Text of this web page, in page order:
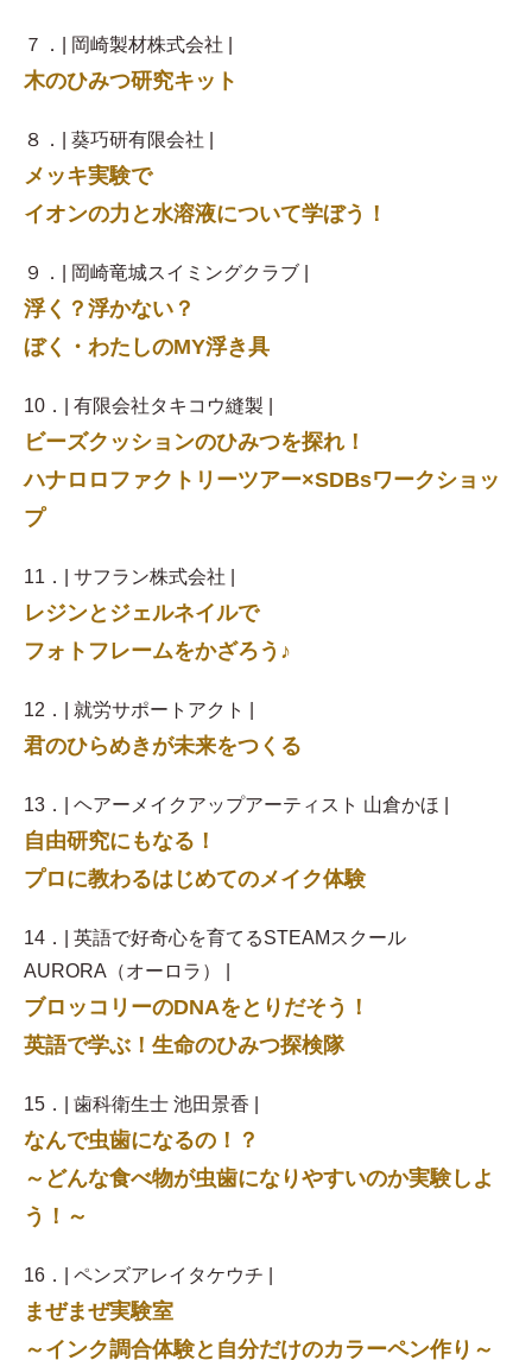
７．| 岡崎製材株式会社 |
木のひみつ研究キット
８．| 葵巧研有限会社 |
メッキ実験で
イオンの力と水溶液について学ぼう！
９．| 岡崎竜城スイミングクラブ |
浮く？浮かない？
ぼく・わたしのMY浮き具
10．| 有限会社タキコウ縫製 |
ビーズクッションのひみつを探れ！
ハナロロファクトリーツアー×SDBsワークショッ
プ
11．| サフラン株式会社 |
レジンとジェルネイルで
フォトフレームをかざろう♪
12．| 就労サポートアクト |
君のひらめきが未来をつくる
13．| ヘアーメイクアップアーティスト 山倉かほ |
自由研究にもなる！
プロに教わるはじめてのメイク体験
14．| 英語で好奇心を育てるSTEAMスクール
AURORA（オーロラ） |
ブロッコリーのDNAをとりだそう！
英語で学ぶ！生命のひみつ探検隊
15．| 歯科衛生士 池田景香 |
なんで虫歯になるの！？
～どんな食べ物が虫歯になりやすいのか実験しよ
う！～
16．| ペンズアレイタケウチ |
まぜまぜ実験室
～インク調合体験と自分だけのカラーペン作り～